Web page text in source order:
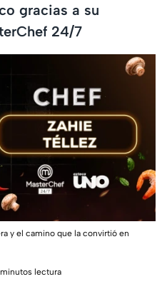
gracias a su
24/7
y el camino que la convirtió en
lectura